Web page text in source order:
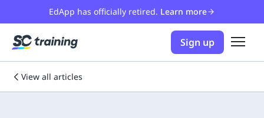
EdApp has officially retired. Learn more
Sign up
View all articles